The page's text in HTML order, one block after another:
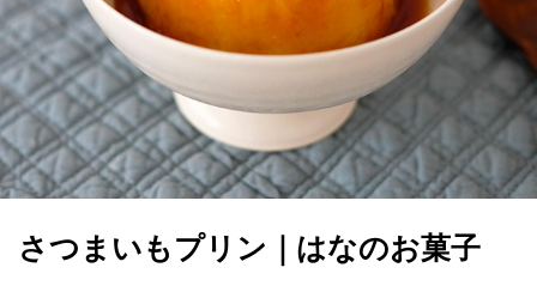
さつまいもプリン｜はなのお菓子